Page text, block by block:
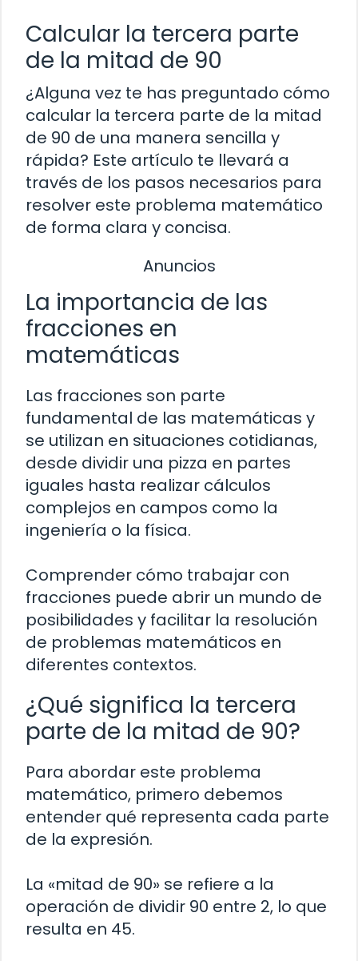
Calcular la tercera parte
de la mitad de 90
¿Alguna vez te has preguntado cómo
calcular la tercera parte de la mitad
de 90 de una manera sencilla y
rápida? Este artículo te llevará a
través de los pasos necesarios para
resolver este problema matemático
de forma clara y concisa.
Anuncios
La importancia de las
fracciones en
matemáticas
Las fracciones son parte
fundamental de las matemáticas y
se utilizan en situaciones cotidianas,
desde dividir una pizza en partes
iguales hasta realizar cálculos
complejos en campos como la
ingeniería o la física.
Comprender cómo trabajar con
fracciones puede abrir un mundo de
posibilidades y facilitar la resolución
de problemas matemáticos en
diferentes contextos.
¿Qué significa la tercera
parte de la mitad de 90?
Para abordar este problema
matemático, primero debemos
entender qué representa cada parte
de la expresión.
La «mitad de 90» se refiere a la
operación de dividir 90 entre 2, lo que
resulta en 45.